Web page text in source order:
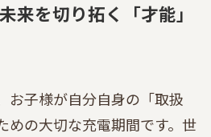
来を切り拓く「才能」
お子様が自分自身の「取扱
めの大切な充電期間です。世